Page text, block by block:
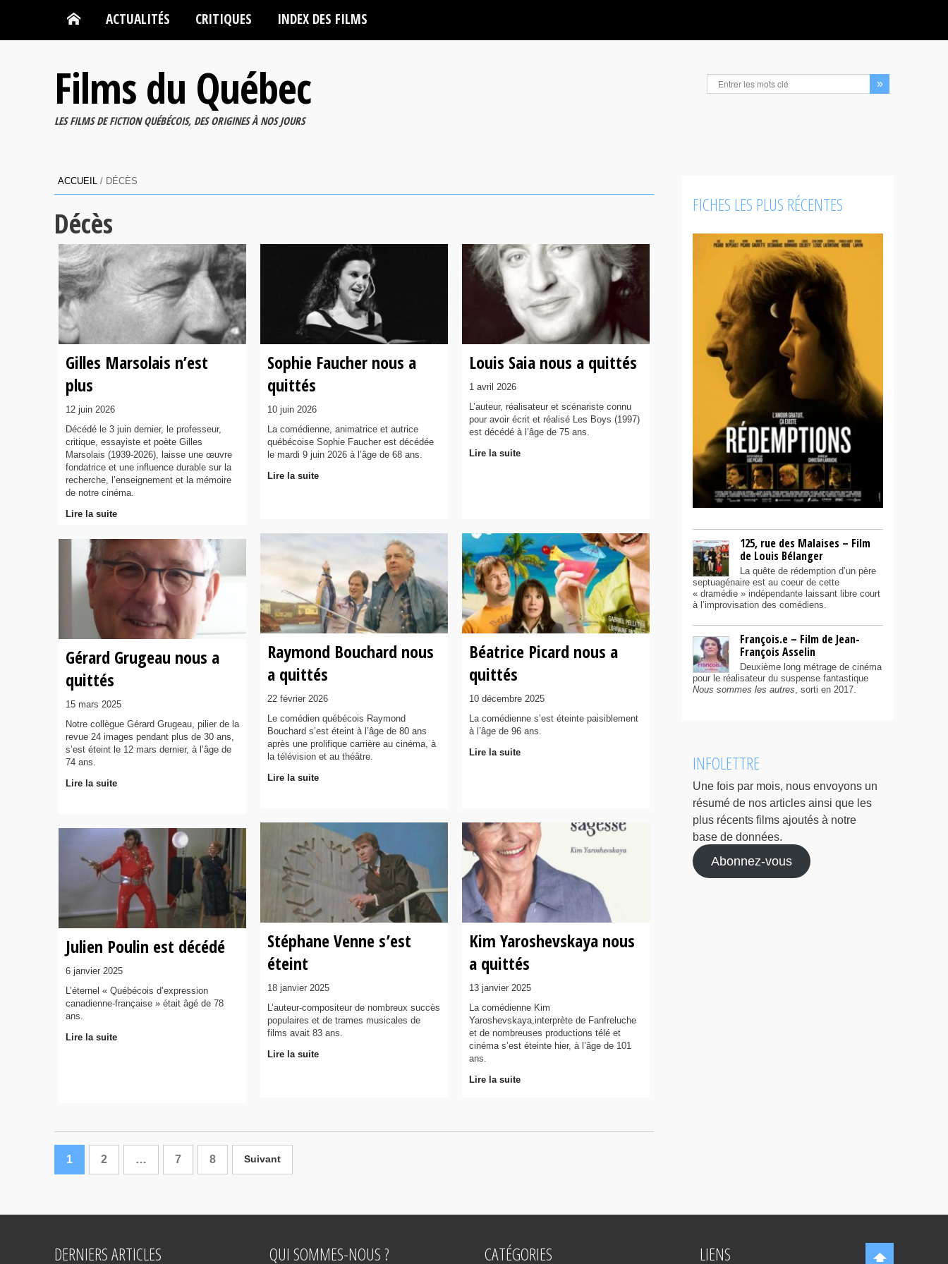
ACTUALITÉS CRITIQUES INDEX DES FILMS
Films du Québec
LES FILMS DE FICTION QUÉBÉCOIS, DES ORIGINES À NOS JOURS
ACCUEIL / DÉCÈS
Décès
Gilles Marsolais n’est
plus
12 juin 2026
Décédé le 3 juin dernier, le professeur,
critique, essayiste et poète Gilles
Marsolais (1939-2026), laisse une œuvre
fondatrice et une influence durable sur la
recherche, l’enseignement et la mémoire
de notre cinéma.
Lire la suite
Sophie Faucher nous a
quittés
10 juin 2026
La comédienne, animatrice et autrice
québécoise Sophie Faucher est décédée
le mardi 9 juin 2026 à l’âge de 68 ans.
Lire la suite
Louis Saia nous a quittés
1 avril 2026
L’auteur, réalisateur et scénariste connu
pour avoir écrit et réalisé Les Boys (1997)
est décédé à l’âge de 75 ans.
Lire la suite
Raymond Bouchard nous
a quittés
22 février 2026
Le comédien québécois Raymond
Bouchard s’est éteint à l’âge de 80 ans
après une prolifique carrière au cinéma, à
la télévision et au théâtre.
Lire la suite
Béatrice Picard nous a
quittés
10 décembre 2025
La comédienne s’est éteinte paisiblement
à l’âge de 96 ans.
Lire la suite
Gérard Grugeau nous a
quittés
15 mars 2025
Notre collègue Gérard Grugeau, pilier de la
revue 24 images pendant plus de 30 ans,
s’est éteint le 12 mars dernier, à l’âge de
74 ans.
Lire la suite
Stéphane Venne s’est
éteint
18 janvier 2025
L’auteur-compositeur de nombreux succès
populaires et de trames musicales de
films avait 83 ans.
Lire la suite
Kim Yaroshevskaya nous
a quittés
13 janvier 2025
La comédienne Kim
Yaroshevskaya,interprète de Fanfreluche
et de nombreuses productions télé et
cinéma s’est éteinte hier, à l’âge de 101
ans.
Lire la suite
Julien Poulin est décédé
6 janvier 2025
L’éternel « Québécois d’expression
canadienne-française » était âgé de 78
ans.
Lire la suite
1 2 … 7 8 Suivant
FICHES LES PLUS RÉCENTES
125, rue des Malaises – Film
de Louis Bélanger
La quête de rédemption d’un père
septuagénaire est au coeur de cette
« dramédie » indépendante laissant libre court
à l’improvisation des comédiens.
François.e – Film de Jean-
François Asselin
Deuxième long métrage de cinéma
pour le réalisateur du suspense fantastique
Nous sommes les autres, sorti en 2017.
INFOLETTRE
Une fois par mois, nous envoyons un
résumé de nos articles ainsi que les
plus récents films ajoutés à notre
base de données.
Abonnez-vous
DERNIERS ARTICLES QUI SOMMES-NOUS ? CATÉGORIES LIENS